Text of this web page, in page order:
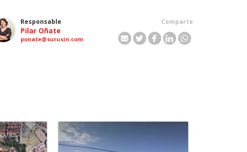
Responsable
Pilar Oñate
ponate@surusin.com
Comparte